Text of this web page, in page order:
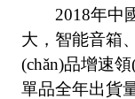
2018年中國
大，智能
(chǎn)品增速領
單品全年出貨